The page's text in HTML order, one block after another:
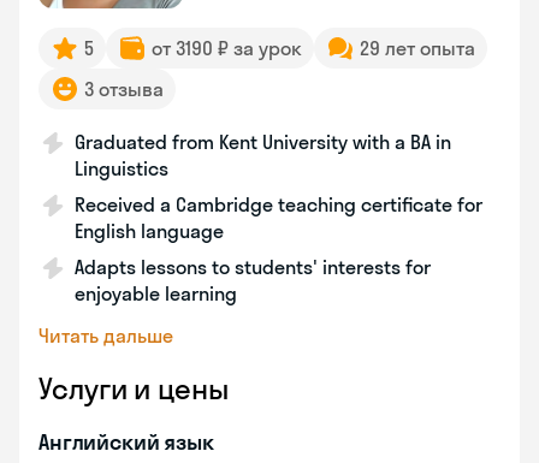
5 от 3190 ₽ за урок
29 лет опыта
3 отзыва
Graduated from Kent University with a BA in
Linguistics
Received a Cambridge teaching certificate for
English language
Adapts lessons to students' interests for
enjoyable learning
Читать дальше
Услуги и цены
Английский язык